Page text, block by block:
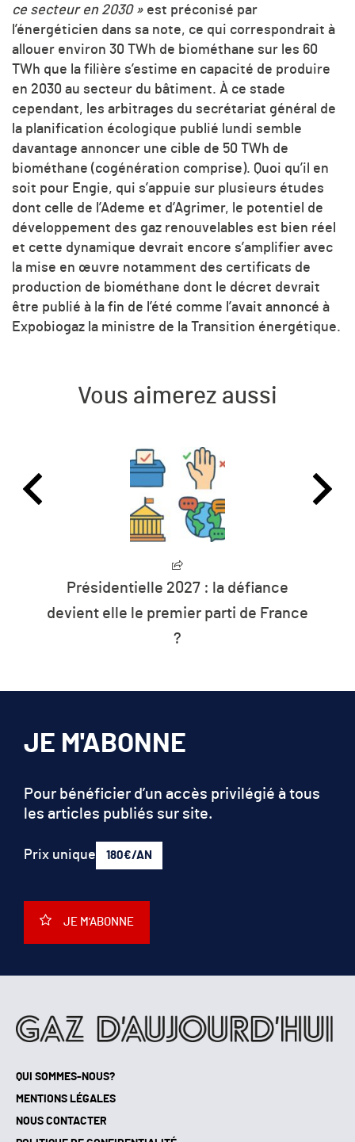
ce secteur en 2030 » est préconisé par
l’énergéticien dans sa note, ce qui correspondrait à
allouer environ 30 TWh de biométhane sur les 60
TWh que la filière s’estime en capacité de produire
en 2030 au secteur du bâtiment. À ce stade
cependant, les arbitrages du secrétariat général de
la planification écologique publié lundi semble
davantage annoncer une cible de 50 TWh de
biométhane (cogénération comprise). Quoi qu’il en
soit pour Engie, qui s’appuie sur plusieurs études
dont celle de l’Ademe et d’Agrimer, le potentiel de
développement des gaz renouvelables est bien réel
et cette dynamique devrait encore s’amplifier avec
la mise en œuvre notamment des certificats de
production de biométhane dont le décret devrait
être publié à la fin de l’été comme l’avait annoncé à
Expobiogaz la ministre de la Transition énergétique.
Vous aimerez aussi
L’humanité vit désormais à crédit sur
les ressources de la planète
QUI SOMMES-NOUS?
MENTIONS LÉGALES
NOUS CONTACTER
JE M'ABONNE
Pour bénéficier d’un accès privilégié à tous
les articles publiés sur site.
Prix unique 180€/AN
JE M'ABONNE